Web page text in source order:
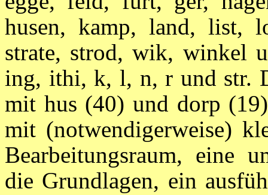
husen, kamp, land, list,
strate, strod, wik, winkel
ing, ithi, k, l, n, r und str.
mit hus (40) und dorp
mit (notwendigerweise)
Bearbeitungsraum, eine
die Grundlagen, ein